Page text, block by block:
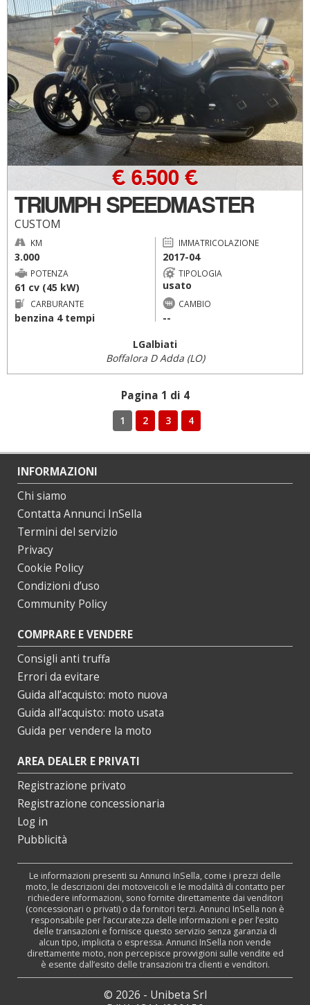
TRIUMPH SPEEDMASTER
CUSTOM
€ 6.500 €
KM
3.000
IMMATRICOLAZIONE
2017-04
POTENZA
61 cv (45 kW)
TIPOLOGIA
usato
CARBURANTE
benzina 4 tempi
CAMBIO
--
LGalbiati
Boffalora D Adda (LO)
Pagina 1 di 4
1 2 3 4
INFORMAZIONI
Chi siamo
Contatta Annunci InSella
Termini del servizio
Privacy
Cookie Policy
Condizioni d’uso
Community Policy
COMPRARE E VENDERE
Consigli anti truffa
Errori da evitare
Guida all’acquisto: moto nuova
Guida all’acquisto: moto usata
Guida per vendere la moto
AREA DEALER E PRIVATI
Registrazione privato
Registrazione concessionaria
Log in
Pubblicità
Le informazioni presenti su Annunci InSella, come i prezzi delle
moto, le descrizioni dei motoveicoli e le modalità di contatto per
richiedere informazioni, sono fornite direttamente dai venditori
(concessionari o privati) o da fornitori terzi. Annunci InSella non è
responsabile per l’accuratezza delle informazioni e per l’esito
delle transazioni e fornisce questo servizio senza garanzia di
alcun tipo, implicita o espressa. Annunci InSella non vende
direttamente moto, non percepisce provvigioni sulle vendite ed
è esente dall’esito delle transazioni tra clienti e venditori.
© 2026 - Unibeta Srl